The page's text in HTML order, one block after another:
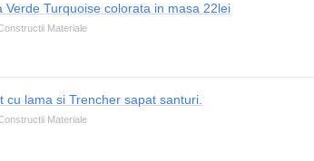
Verde Turquoise colorata in masa 22lei
Materiale
cu lama si Trencher sapat santuri.
Materiale